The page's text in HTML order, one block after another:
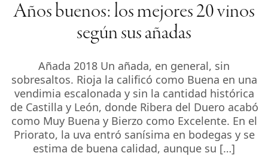
Años buenos: los mejores 20 vinos
según sus añadas
Añada 2018 Un añada, en general, sin
sobresaltos. Rioja la calificó como Buena en una
vendimia escalonada y sin la cantidad histórica
de Castilla y León, donde Ribera del Duero acabó
como Muy Buena y Bierzo como Excelente. En el
Priorato, la uva entró sanísima en bodegas y se
estima de buena calidad, aunque su […]